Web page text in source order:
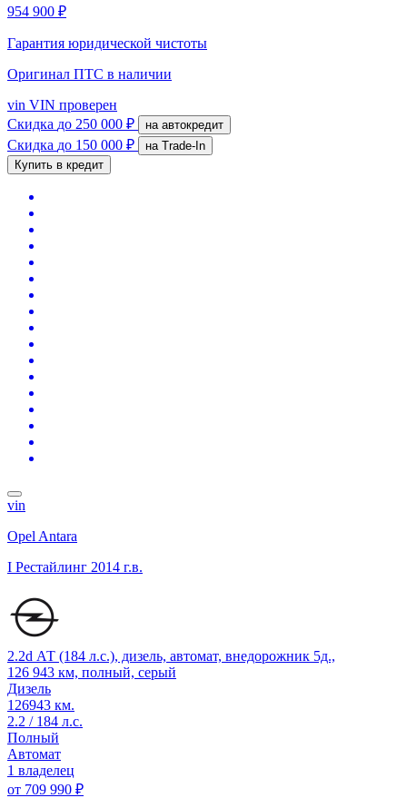
954 900 ₽
Гарантия юридической чистоты
Оригинал ПТС в наличии
vin VIN проверен
Скидка до 250 000 ₽ на автокредит
Скидка до 150 000 ₽
на Trade-In
Купить в кредит
vin
Opel Antara
I Рестайлинг 2014 г.в.
2.2d АТ (184 л.с.), дизель, автомат, внедорожник 5д.,
126 943 км, полный, серый
Дизель
126943 км.
2.2 / 184 л.с.
Полный
Автомат
1 владелец
от 709 990 ₽